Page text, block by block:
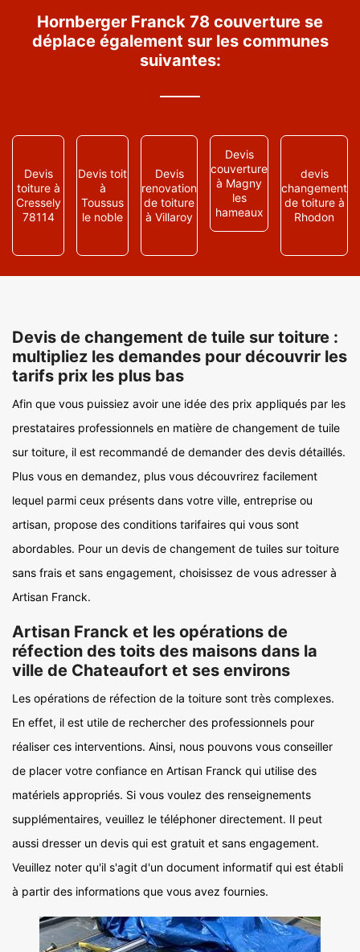
Hornberger Franck 78 couverture se
déplace également sur les communes
suivantes:
Devis
toiture à
Cressely
78114
Devis toit
à
Toussus
le noble
Devis
renovation
de toiture
à Villaroy
Devis
couverture
à Magny
les
hameaux
devis
changement
de toiture à
Rhodon
Devis de changement de tuile sur toiture :
multipliez les demandes pour découvrir les
tarifs prix les plus bas
Afin que vous puissiez avoir une idée des prix appliqués par les
prestataires professionnels en matière de changement de tuile
sur toiture, il est recommandé de demander des devis détaillés.
Plus vous en demandez, plus vous découvrirez facilement
lequel parmi ceux présents dans votre ville, entreprise ou
artisan, propose des conditions tarifaires qui vous sont
abordables. Pour un devis de changement de tuiles sur toiture
sans frais et sans engagement, choisissez de vous adresser à
Artisan Franck.
Artisan Franck et les opérations de
réfection des toits des maisons dans la
ville de Chateaufort et ses environs
Les opérations de réfection de la toiture sont très complexes.
En effet, il est utile de rechercher des professionnels pour
réaliser ces interventions. Ainsi, nous pouvons vous conseiller
de placer votre confiance en Artisan Franck qui utilise des
matériels appropriés. Si vous voulez des renseignements
supplémentaires, veuillez le téléphoner directement. Il peut
aussi dresser un devis qui est gratuit et sans engagement.
Veuillez noter qu'il s'agit d'un document informatif qui est établi
à partir des informations que vous avez fournies.